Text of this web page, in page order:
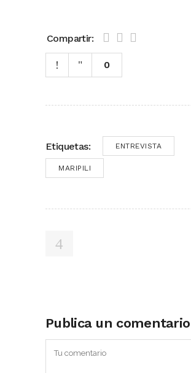
Compartir:
0
Etiquetas: ENTREVISTA
MARIPILI
Publica un comentario